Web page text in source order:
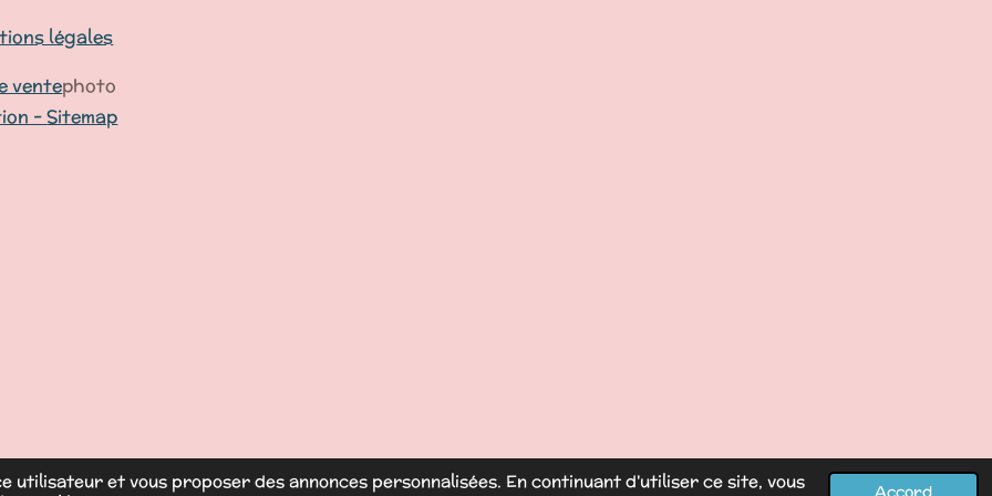
utilisateur et vous proposer des annonces personnalisées. En continuant d'utiliser ce site, vous
Accord
légales
ventephoto
-Sitemap